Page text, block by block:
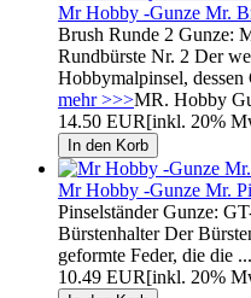
Mr Hobby -Gunze Mr.
Brush Runde 2 Gunze:
Rundbürste Nr. 2 Der
Hobbymalpinsel,
mehr >>>MR. Hobby
14.50 EUR[inkl. 20%
Mr Hobby -Gunze Mr.
Pinselständer Gunze:
Bürstenhalter Der
geformte Feder, die die ...
10.49 EUR[inkl. 20%